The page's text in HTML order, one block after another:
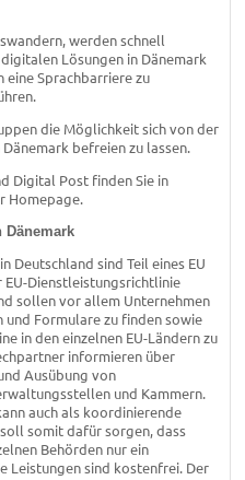
werden schnell
Lösungen in Dänemark
eine Sprachbarriere zu
die Möglichkeit sich von der
befreien zu lassen.
Digital Post finden Sie in
Homepage.
Deutschland sind Teil eines EU
Dienstleistungsrichtlinie
sollen vor allem Unternehmen
Formulare zu finden sowie
in den einzelnen EU-Ländern zu
informieren über
Ausübung von
und Kammern.
auch als koordinierende
somit dafür sorgen, dass
Behörden nur ein
Leistungen sind kostenfrei. Der